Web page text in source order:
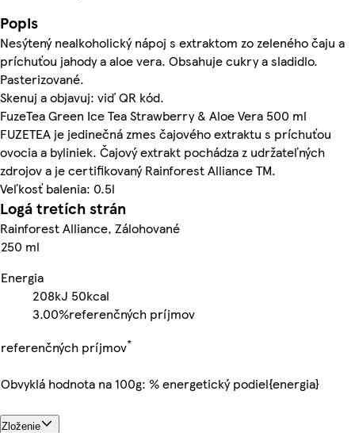
Popis
Nesýtený nealkoholický nápoj s extraktom zo zeleného čaju a
príchuťou jahody a aloe vera. Obsahuje cukry a sladidlo.
Pasterizované.
Skenuj a objavuj: viď QR kód.
FuzeTea Green Ice Tea Strawberry & Aloe Vera 500 ml
FUZETEA je jedinečná zmes čajového extraktu s príchuťou
ovocia a byliniek. Čajový extrakt pochádza z udržateľných
zdrojov a je certifikovaný Rainforest Alliance TM.
Veľkosť balenia: 0.5l
Logá tretích strán
Rainforest Alliance, Zálohované
250 ml
Energia
208kJ 50kcal
3.00%referenčných príjmov
referenčných príjmov*
Obvyklá hodnota na 100g: % energetický podiel{energia}
Zloženie